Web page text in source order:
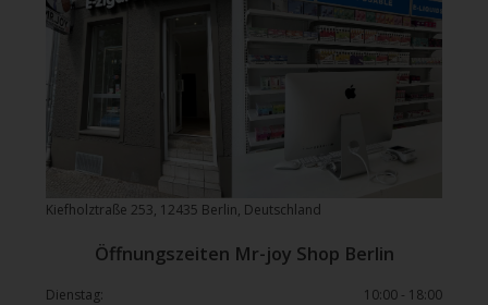
Kiefholztraße 253, 12435 Berlin, Deutschland
Öffnungszeiten Mr-joy Shop Berlin
Dienstag:
10:00 - 18:00